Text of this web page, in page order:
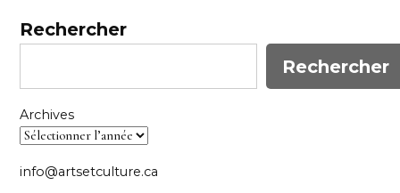
Rechercher
Rechercher
Archives
info@artsetculture.ca